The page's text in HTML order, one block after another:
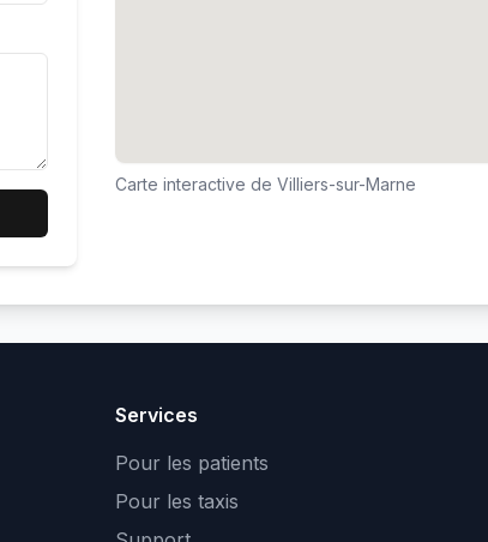
Carte interactive de Villiers-sur-Marne
Services
Pour les patients
Pour les taxis